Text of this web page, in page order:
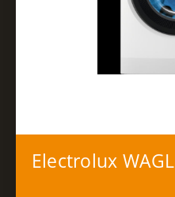
Electrolux WAGL